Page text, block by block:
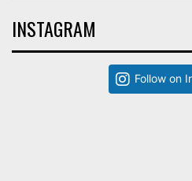
INSTAGRAM
Follow on